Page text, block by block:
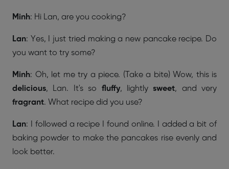
Minh: Hi Lan, are you cooking?
Lan: Yes, I just tried making a new pancake recipe. Do
you want to try some?
Minh: Oh, let me try a piece. (Take a bite) Wow, this is
delicious, Lan. It's so fluffy, lightlysweet, and very
fragrant. What recipe did you use?
Lan: I followed a recipe I found online. I added a bit of
baking powder to make the pancakes rise evenly and
look better.